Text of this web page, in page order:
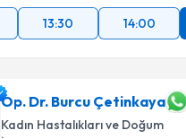
13:30 14:00
Op. Dr. Burcu Çetinkaya
Kadın Hastalıkları ve Doğum